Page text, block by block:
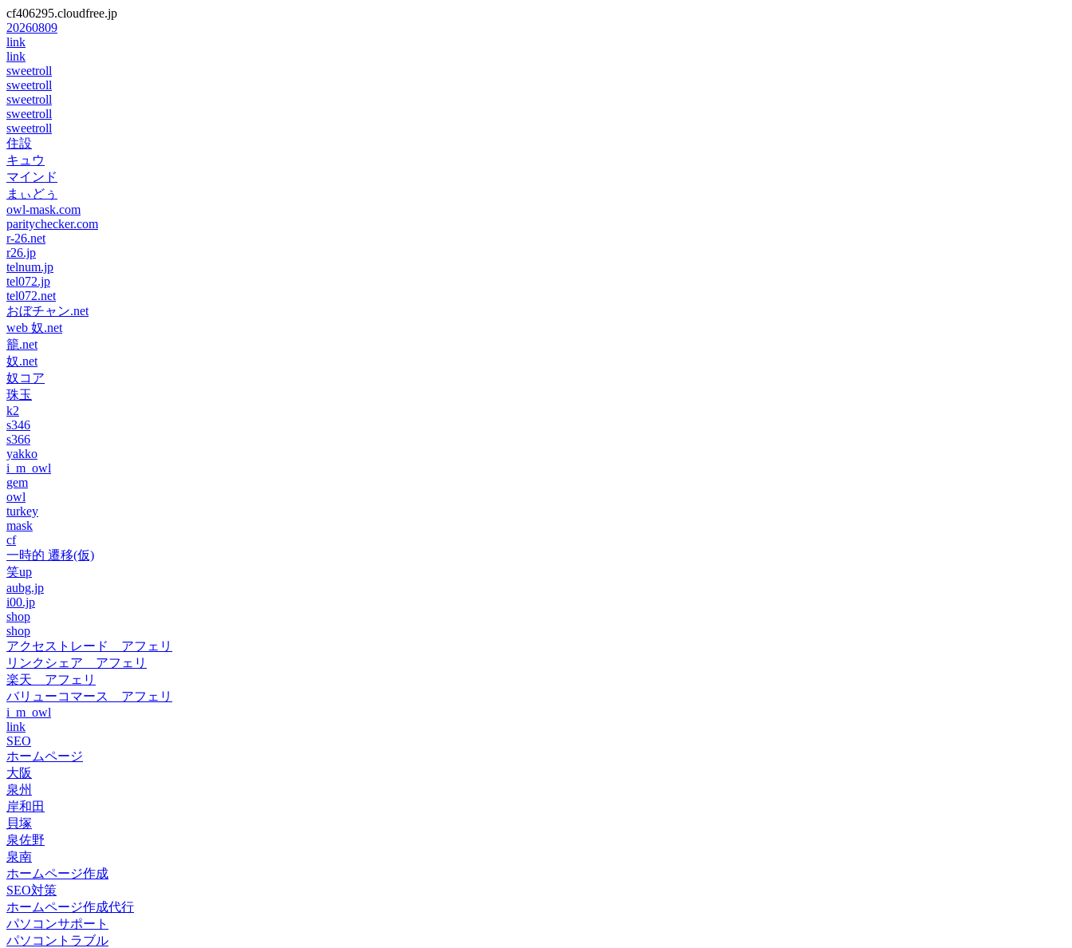
cf406295.cloudfree.jp
20260809
link
link
sweetroll
sweetroll
sweetroll
sweetroll
sweetroll
住設
キュウ
マインド
まぃどぅ
owl-mask.com
paritychecker.com
r-26.net
r26.jp
telnum.jp
tel072.jp
tel072.net
おぼチャン.net
web 奴.net
籠.net
奴.net
奴コア
珠玉
k2
s346
s366
yakko
i_m_owl
gem
owl
turkey
mask
cf
一時的 遷移(仮)
笑up
aubg.jp
i00.jp
shop
shop
アクセストレード アフェリ
リンクシェア アフェリ
楽天 アフェリ
バリューコマース アフェリ
i_m_owl
link
SEO
ホームページ
大阪
泉州
岸和田
貝塚
泉佐野
泉南
ホームページ作成
SEO対策
ホームページ作成代行
パソコンサポート
パソコントラブル